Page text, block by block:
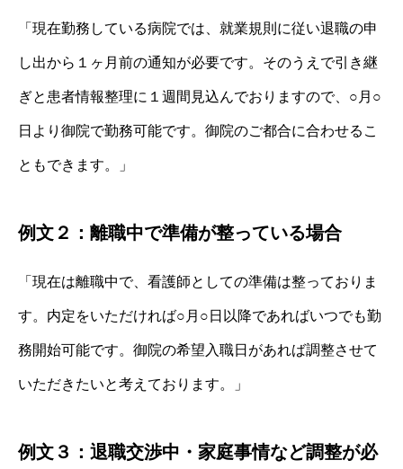
「現在勤務している病院では、就業規則に従い退職の申
し出から１ヶ月前の通知が必要です。そのうえで引き継
ぎと患者情報整理に１週間見込んでおりますので、○月○
日より御院で勤務可能です。御院のご都合に合わせるこ
ともできます。」
例文２：離職中で準備が整っている場合
「現在は離職中で、看護師としての準備は整っておりま
す。内定をいただければ○月○日以降であればいつでも勤
務開始可能です。御院の希望入職日があれば調整させて
いただきたいと考えております。」
例文３：退職交渉中・家庭事情など調整が必